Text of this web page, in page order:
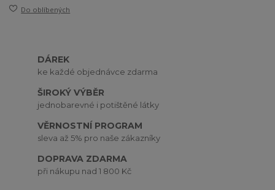
Do oblíbených
DÁREK
ke každé objednávce zdarma
ŠIROKÝ VÝBĚR
jednobarevné i potištěné látky
VĚRNOSTNÍ PROGRAM
sleva až 5% pro naše zákazníky
DOPRAVA ZDARMA
při nákupu nad 1 800 Kč